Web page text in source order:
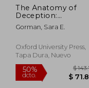
The Anatomy of
Deception:
Conspiracy Theories,
Distrust, and Public
Inglés)
Gorman, Sara E.
Oxford University Press,
Tapa Dura, Nuevo